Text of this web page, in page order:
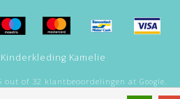
Kamelie
out of 32 klantbeoordelingen at Google.